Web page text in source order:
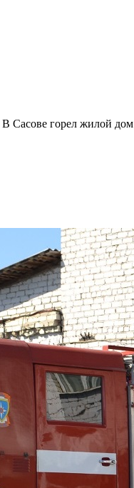
В Сасове горел жилой дом